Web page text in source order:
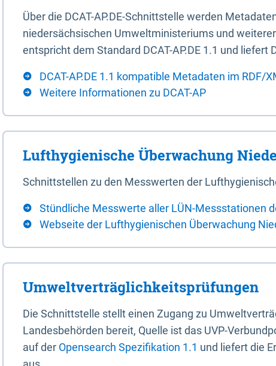
Über die DCAT-AP.DE-Schnittstelle werden
niedersächsischen Umweltministeriums und
entspricht dem Standard DCAT-AP.DE 1.1 und liefert
DCAT-AP.DE 1.1 kompatible Metadaten im RDF/
Weitere Informationen zu DCAT-AP
Lufthygienische Überwachung
Schnittstellen zu den Messwerten der
Stündliche Messwerte aller LÜN-Messstationen
Webseite der Lufthygienischen Überwachung
Umweltverträglichkeitsprüfungen
Die Schnittstelle stellt einen Zugang zu
Landesbehörden bereit, Quelle ist das UVP-
auf der Opensearch Spezifikation 1.1 und liefert die